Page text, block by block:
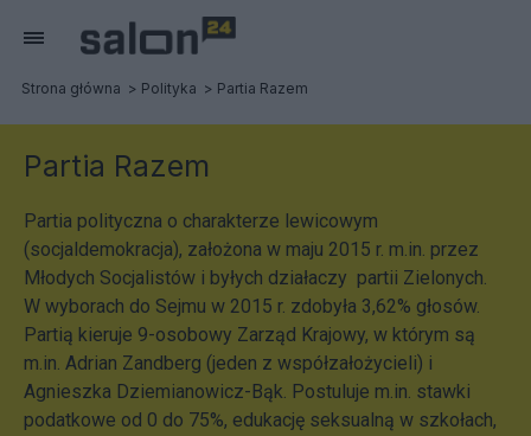
Strona główna Polityka Partia Razem
Partia Razem
Partia polityczna o charakterze lewicowym
(socjaldemokracja), założona w maju 2015 r. m.in. przez
Młodych Socjalistów i byłych działaczy partii Zielonych.
W wyborach do Sejmu w 2015 r. zdobyła 3,62% głosów.
Partią kieruje 9-osobowy Zarząd Krajowy, w którym są
m.in. Adrian Zandberg (jeden z współzałożycieli) i
Agnieszka Dziemianowicz-Bąk. Postuluje m.in. stawki
podatkowe od 0 do 75%, edukację seksualną w szkołach,